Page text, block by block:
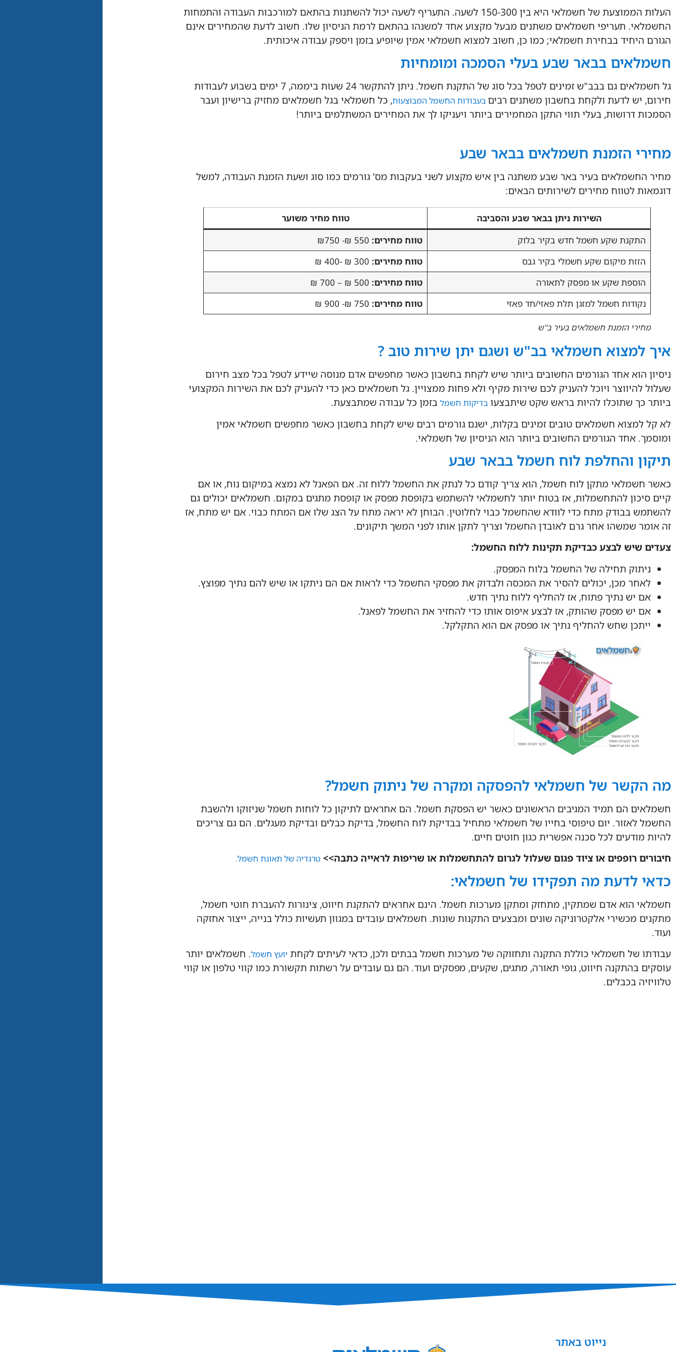
העלות הממוצעת של חשמלאי היא בין 150-300 לשעה. התעריף לשעה יכול להשתנות בהתאם למורכבות העבודה והתמחות
החשמלאי. תעריפי חשמלאים משתנים מבעל מקצוע אחד למשנהו בהתאם לרמת הניסיון שלו. חשוב לדעת שהמחירים אינם
הגורם היחיד בבחירת חשמלאי; כמו כן, חשוב למצוא חשמלאי אמין שיופיע בזמן ויספק עבודה איכותית.
חשמלאים בבאר שבע בעלי הסמכה ומומחיות
גל חשמלאים גם בבב"ש זמינים לטפל בכל סוג של התקנת חשמל. ניתן להתקשר 24 שעות ביממה, 7 ימים בשבוע לעבודות
חירום, יש לדעת ולקחת בחשבון משתנים רבים בעבודות החשמל המבוצעות, כל חשמלאי בגל חשמלאים מחזיק ברישיון ועבר
הסמכות דרושות, בעלי תווי התקן המחמירים ביותר ויעניקו לך את המחירים המשתלמים ביותר!
מחירי הזמנת חשמלאים בבאר שבע
מחיר החשמלאים בעיר באר שבע משתנה בין איש מקצוע לשני בעקבות מס' גורמים כמו סוג ושעת הזמנת העבודה, למשל
דוגמאות לטווח מחירים לשירותים הבאים:
השירות ניתן בבאר שבע והסביבה
טווח מחיר משוער
התקנת שקע חשמל חדש בקיר בלוק
טווח מחירים:
₪- ₪750
הזזת מיקום שקע חשמלי בקיר גבס
טווח מחירים: 300 ₪ -400 ₪
הוספת שקע או מפסק לתאורה
טווח מחירים: 500 ₪ – 700 ₪
נקודות חשמל למזגן תלת פאזי/חד פאזי
טווח מחירים:
מחירי הזמנת חשמלאים בעיר ב"ש
איך למצוא חשמלאי בב"ש ושגם יתן שירות טוב ?
ניסיון הוא אחד הגורמים החשובים ביותר שיש לקחת בחשבון כאשר מחפשים אדם מנוסה שיידע לטפל בכל מצב חירום
שעלול להיווצר ויוכל להעניק לכם שירות מקיף ולא פחות ממצויין. גל חשמלאים כאן כדי להעניק לכם את השירות המקצועי
ביותר כך שתוכלו להיות בראש שקט שיתבצעו בדיקות חשמל בזמן כל עבודה שמתבצעת.
לא קל למצוא חשמלאים טובים זמינים בקלות, ישנם גורמים רבים שיש לקחת בחשבון כאשר מחפשים חשמלאי אמין
ומוסמך. אחד הגורמים החשובים ביותר הוא הניסיון של חשמלאי.
תיקון והחלפת לוח חשמל בבאר שבע
כאשר חשמלאי מתקן לוח חשמל, הוא צריך קודם כל לנתק את החשמל ללוח זה. אם הפאנל לא נמצא במיקום נוח, או אם
קיים סיכון להתחשמלות, אז בטוח יותר לחשמלאי להשתמש בקופסת מפסק או קופסת מתגים במקום. חשמלאים יכולים גם
להשתמש בבודק מתח כדי לוודא שהחשמל כבוי לחלוטין. הבוחן לא יראה מתח על הצג שלו אם המתח כבוי. אם יש מתח, אז
זה אומר שמשהו אחר גרם לאובדן החשמל וצריך לתקן אותו לפני המשך תיקונים.
צעדים שיש לבצע כבדיקת תקינות ללוח החשמל:
ניתוק תחילה של החשמל בלוח המפסק.
לאחר מכן, יכולים להסיר את המכסה ולבדוק את מפסקי החשמל כדי לראות אם הם ניתקו או שיש להם נתיך מפוצץ.
אם יש נתיך פתוח, אז להחליף ללוח נתיך חדש.
אם יש מפסק שהותק, אז לבצע איפוס אותו כדי להחזיר את החשמל לפאנל.
ייתכן שחש להחליף נתיך או מפסק אם הוא התקלקל.
מה הקשר של חשמלאי להפסקה ומקרה של ניתוק חשמל?
חשמלאים הם תמיד המגיבים הראשונים כאשר יש הפסקת חשמל. הם אחראים לתיקון כל לוחות חשמל שניזוקו ולהשבת
החשמל לאזור. יום טיפוסי בחייו של חשמלאי מתחיל בבדיקת לוח החשמל, בדיקת כבלים ובדיקת מעגלים. הם גם צריכים
להיות מודעים לכל סכנה אפשרית כגון חוטים חיים.
חיבורים רופפים או ציוד פגום שעלול לגרום להתחשמלות או שריפות לראייה כתבה>> טרגדיה של תאונת חשמל.
כדאי לדעת מה תפקידו של חשמלאי:
חשמלאי הוא אדם שמתקין, מתחזק ומתקן מערכות חשמל. הינם אחראים להתקנת חיווט, צינורות להעברת חוטי חשמל,
מתקנים מכשירי אלקטרוניקה שונים ומבצעים התקנות שונות. חשמלאים עובדים במגוון תעשיות כולל בנייה, ייצור אחזקה
ועוד.
עבודתו של חשמלאי כוללת התקנה ותחזוקה של מערכות חשמל בבתים ולכן, כדאי לעיתים לקחת יועץ חשמל. חשמלאים יותר
עוסקים בהתקנה חיווט, גופי תאורה, מתגים, שקעים, מפסקים ועוד. הם גם עובדים על רשתות תקשורת כמו קווי טלפון או קווי
טלוויזיה בכבלים.
נייוט באתר